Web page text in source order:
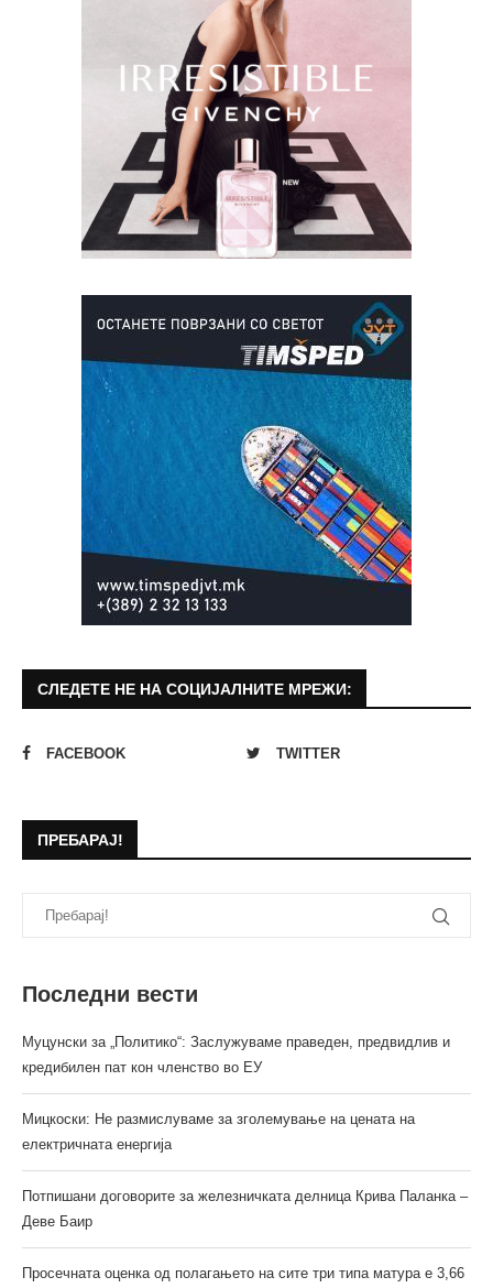
СЛЕДЕТЕ НЕ НА СОЦИЈАЛНИТЕ МРЕЖИ:
FACEBOOK TWITTER
ПРЕБАРАЈ!
Последни вести
Муцунски за „Политико“: Заслужуваме праведен, предвидлив и
кредибилен пат кон членство во ЕУ
Мицкоски: Не размислуваме за зголемување на цената на
електричната енергија
Потпишани договорите за железничката делница Крива Паланка –
Деве Баир
Просечната оценка од полагањето на сите три типа матура е 3,66